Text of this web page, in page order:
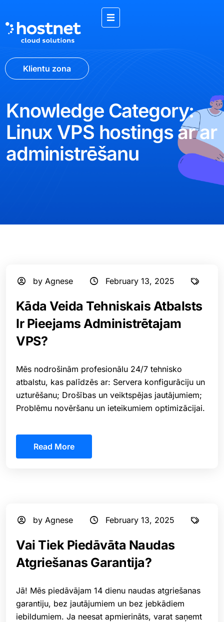
Klientu zona
Knowledge Category:
Linux VPS hostings ar ar
administrēšanu
by Agnese February 13, 2025
⁠Kāda Veida Tehniskais Atbalsts
Ir Pieejams Administrētajam
VPS?
Mēs nodrošinām profesionālu 24/7 tehnisko
atbalstu, kas palīdzēs ar: Servera konfigurāciju un
uzturēšanu; Drošības un veiktspējas jautājumiem;
Problēmu novēršanu un ieteikumiem optimizācijai.
Read More
by Agnese February 13, 2025
Vai Tiek Piedāvāta Naudas
Atgriešanas Garantija?
Jā! Mēs piedāvājam 14 dienu naudas atgriešanas
garantiju, bez jautājumiem un bez jebkādiem
iebildumiem. Ja neesat apmierināts, varat saņemt